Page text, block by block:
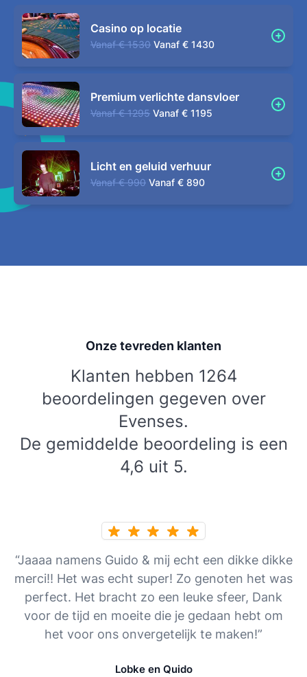
Casino op locatie
Vanaf € 1530 Vanaf € 1430
Premium verlichte dansvloer
Vanaf € 1295 Vanaf € 1195
Licht en geluid verhuur
Vanaf € 990 Vanaf € 890
Onze tevreden klanten
Klanten hebben 1264
beoordelingen gegeven over
Evenses.
De gemiddelde beoordeling is een
4,6 uit 5.
“Jaaaa namens Guido & mij echt een dikke dikke
merci!! Het was echt super! Zo genoten het was
perfect. Het bracht zo een leuke sfeer, Dank
voor de tijd en moeite die je gedaan hebt om
het voor ons onvergetelijk te maken!”
Lobke en Quido